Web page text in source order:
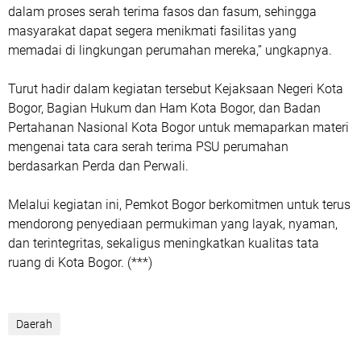
dalam proses serah terima fasos dan fasum, sehingga
masyarakat dapat segera menikmati fasilitas yang
memadai di lingkungan perumahan mereka,” ungkapnya.
Turut hadir dalam kegiatan tersebut Kejaksaan Negeri Kota
Bogor, Bagian Hukum dan Ham Kota Bogor, dan Badan
Pertahanan Nasional Kota Bogor untuk memaparkan materi
mengenai tata cara serah terima PSU perumahan
berdasarkan Perda dan Perwali.
Melalui kegiatan ini, Pemkot Bogor berkomitmen untuk terus
mendorong penyediaan permukiman yang layak, nyaman,
dan terintegritas, sekaligus meningkatkan kualitas tata
ruang di Kota Bogor. (***)
Daerah